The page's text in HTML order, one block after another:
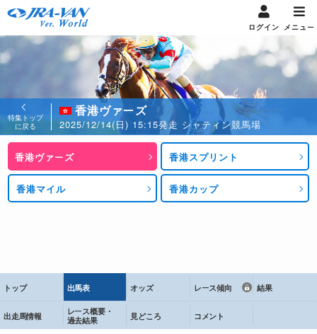
ログイン メニュー
特集トップ
に戻る
香港ヴァーズ
2025/12/14(日) 15:15発走 シャティン競馬場
香港ヴァーズ 香港スプリント
香港マイル 香港カップ
トップ 出馬表 オッズ レース傾向 結果
出走馬情報
レース概要・
過去結果
見どころ コメント